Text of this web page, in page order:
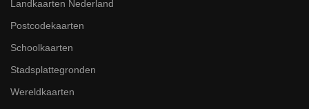
Landkaarten Nederland
Postcodekaarten
Schoolkaarten
Stadsplattegronden
Wereldkaarten